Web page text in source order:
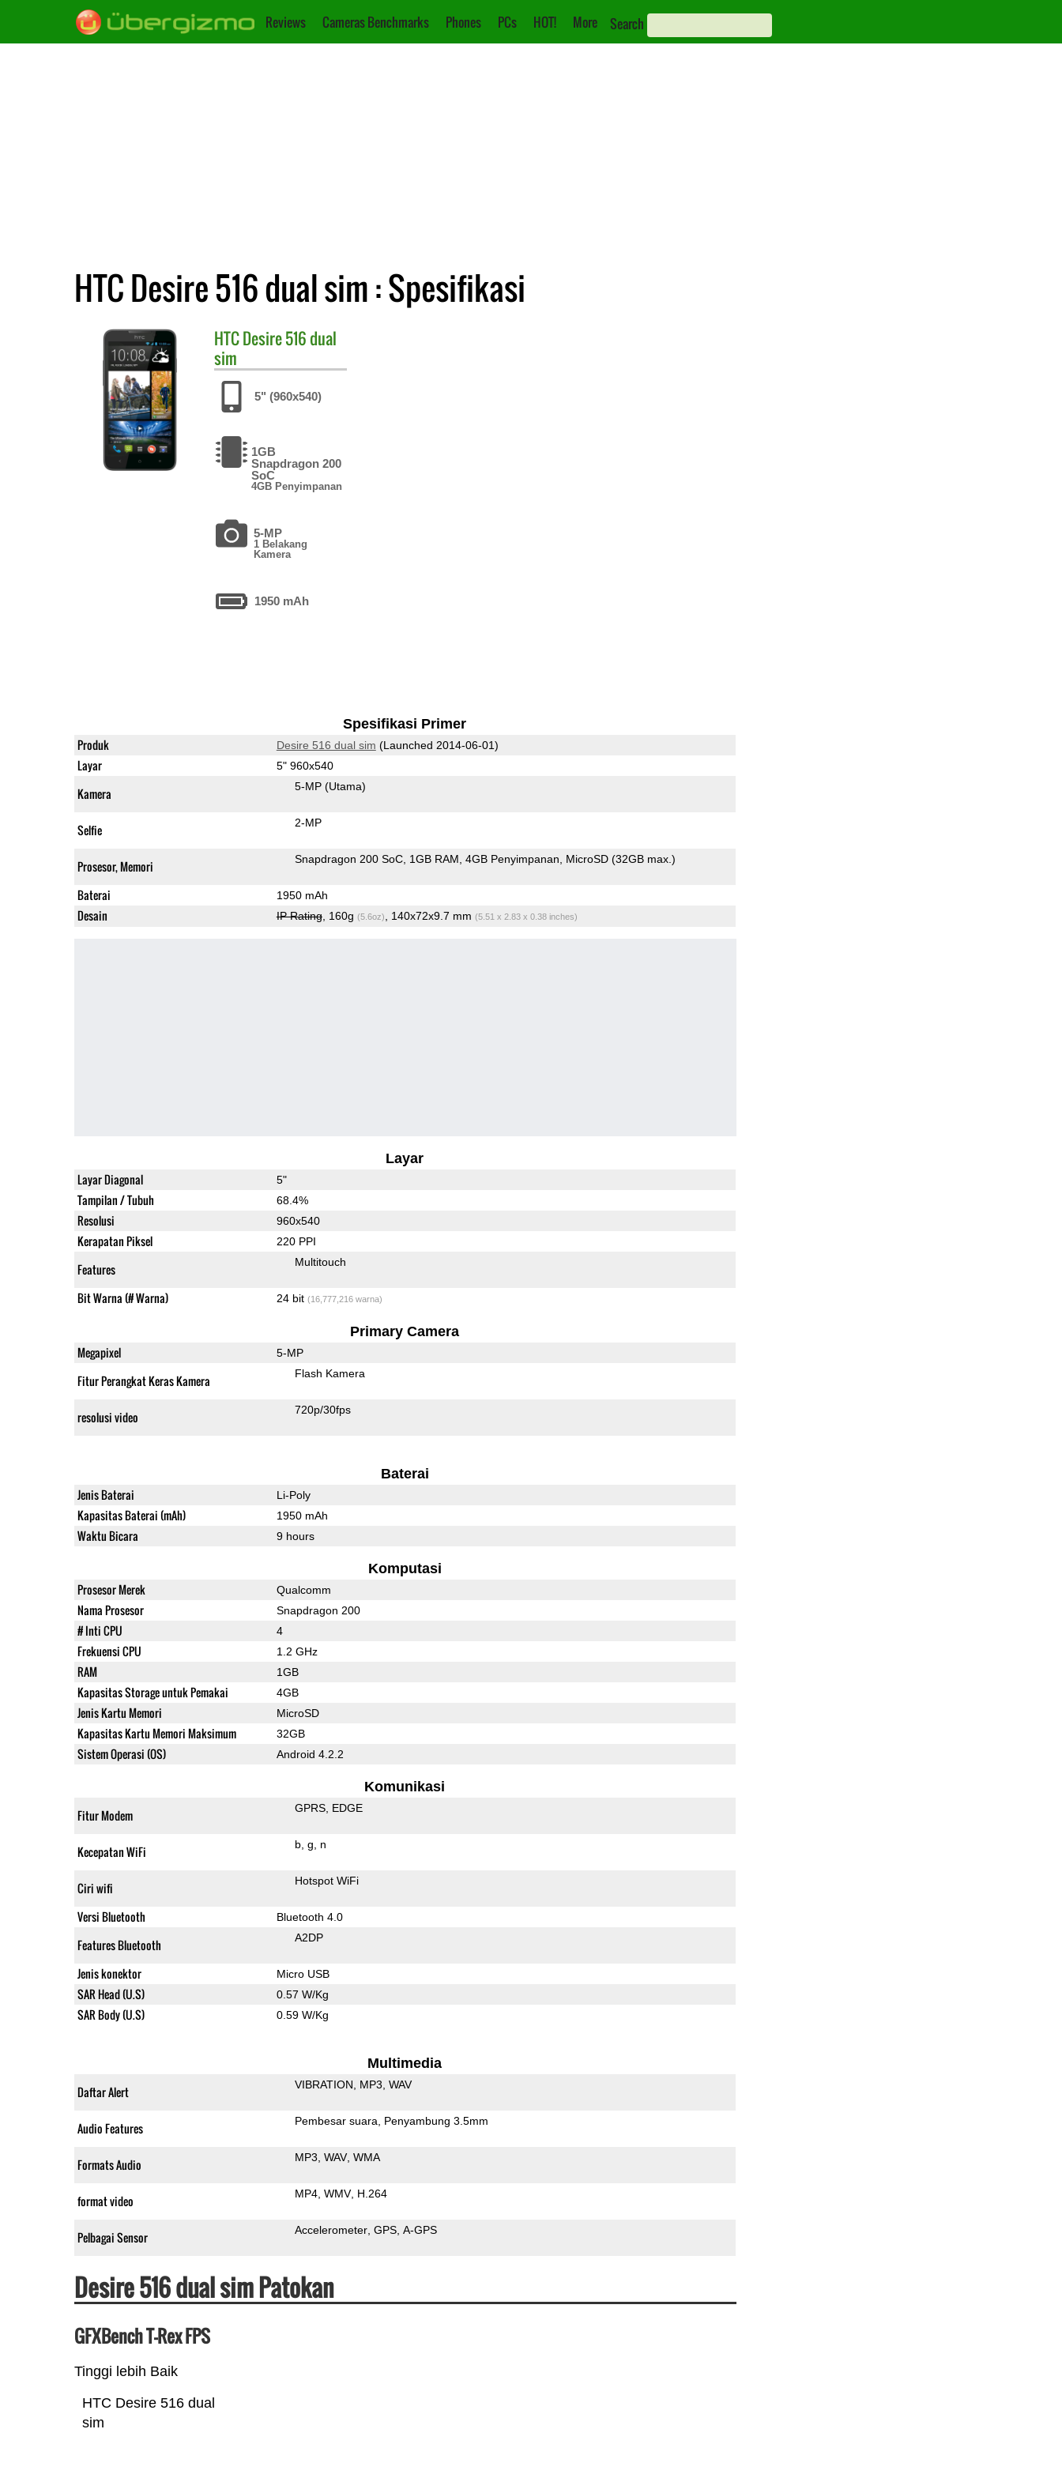
Reviews Cameras Benchmarks Phones PCs HOT! More Search
HTC Desire 516 dual sim : Spesifikasi
HTCDesire 516 dual
sim
5" (960x540)
1GB
Snapdragon 200
SoC
4GB Penyimpanan
5-MP
1 Belakang
Kamera
1950 mAh
Spesifikasi Primer
Produk Desire 516 dual sim (Launched 2014-06-01)
Layar 5" 960x540
Kamera 5-MP (Utama)
Selfie 2-MP
Prosesor, Memori Snapdragon 200 SoC 1GB RAM 4GB Penyimpanan MicroSD (32GB max.)
Baterai 1950 mAh
Desain IP Rating, 160g (5.6oz) , 140x72x9.7 mm (5.51 x 2.83 x 0.38 inches)
Layar
Layar Diagonal 5"
Tampilan / Tubuh 68.4%
Resolusi 960x540
Kerapatan Piksel 220 PPI
Features Multitouch
Bit Warna (# Warna) 24 bit (16,777,216 warna)
Primary Camera
Megapixel 5-MP
Fitur Perangkat Keras Kamera Flash Kamera
resolusi video 720p/30fps
Baterai
Jenis Baterai Li-Poly
Kapasitas Baterai (mAh) 1950 mAh
Waktu Bicara 9 hours
Komputasi
Prosesor Merek Qualcomm
Nama Prosesor Snapdragon 200
# Inti CPU 4
Frekuensi CPU 1.2 GHz
RAM 1GB
Kapasitas Storage untuk Pemakai 4GB
Jenis Kartu Memori MicroSD
Kapasitas Kartu Memori Maksimum 32GB
Sistem Operasi (OS) Android 4.2.2
Komunikasi
Fitur Modem GPRS EDGE
Kecepatan WiFi b g n
Ciri wifi Hotspot WiFi
Versi Bluetooth Bluetooth 4.0
Features Bluetooth A2DP
Jenis konektor Micro USB
SAR Head (U.S) 0.57 W/Kg
SAR Body (U.S) 0.59 W/Kg
Multimedia
Daftar Alert VIBRATION MP3 WAV
Audio Features Pembesar suara Penyambung 3.5mm
Formats Audio MP3 WAV WMA
format video MP4 WMV H.264
Pelbagai Sensor Accelerometer GPS A-GPS
Desire 516 dual sim Patokan
GFXBench T-Rex FPS
Tinggi lebih Baik
HTC Desire 516 dual
sim